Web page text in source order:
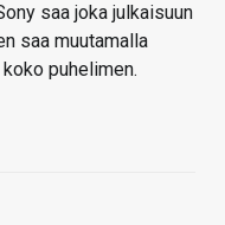
saa joka julkaisuun
saa muutamalla
puhelimen.